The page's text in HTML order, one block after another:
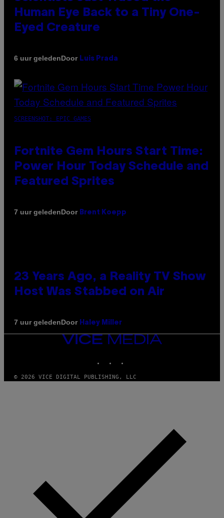
Human Eye Back to a Tiny One-
Eyed Creature
6 uur geledenDoor Luis Prada
SCREENSHOT: EPIC GAMES
Fortnite Gem Hours Start Time:
Power Hour Today Schedule and
Featured Sprites
7 uur geledenDoor Brent Koepp
23 Years Ago, a Reality TV Show
Host Was Stabbed on Air
7 uur geledenDoor Haley Miller
VICE
MEDIA
© 2026 VICE DIGITAL PUBLISHING, LLC